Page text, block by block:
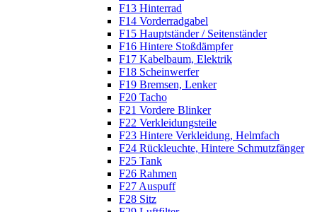
F13 Hinterrad
F14 Vorderradgabel
F15 Hauptständer / Seitenständer
F16 Hintere Stoßdämpfer
F17 Kabelbaum, Elektrik
F18 Scheinwerfer
F19 Bremsen, Lenker
F20 Tacho
F21 Vordere Blinker
F22 Verkleidungsteile
F23 Hintere Verkleidung, Helmfach
F24 Rückleuchte, Hintere Schmutzfänger
F25 Tank
F26 Rahmen
F27 Auspuff
F28 Sitz